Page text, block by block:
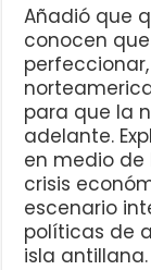
Añadió que
conocen
para que la
adelante.
en medio de
crisis
escenario
políticas de
isla antillana.